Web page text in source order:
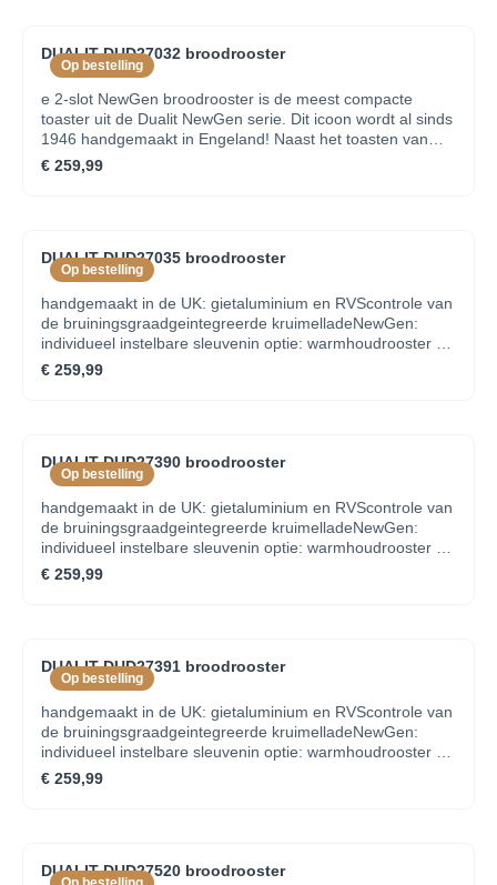
Op bestelling
DUALIT DUD27032 broodrooster
e 2-slot NewGen broodrooster is de meest compacte
toaster uit de Dualit NewGen serie. Dit icoon wordt al sinds
1946 handgemaakt in Engeland! Naast het toasten van
brood, is de toaster uitgerust met een ontdooistand en een
speciale bagelstand waarbij de bagels alleen aan de
€ 259,99
Op bestelling
DUALIT DUD27035 broodrooster
handgemaakt in de UK: gietaluminium en RVScontrole van
de bruiningsgraadgeintegreerde kruimelladeNewGen:
individueel instelbare sleuvenin optie: warmhoudrooster en
tostiklem
€ 259,99
Op bestelling
DUALIT DUD27390 broodrooster
handgemaakt in de UK: gietaluminium en RVScontrole van
de bruiningsgraadgeintegreerde kruimelladeNewGen:
individueel instelbare sleuvenin optie: warmhoudrooster en
tostiklem
€ 259,99
Op bestelling
DUALIT DUD27391 broodrooster
handgemaakt in de UK: gietaluminium en RVScontrole van
de bruiningsgraadgeintegreerde kruimelladeNewGen:
individueel instelbare sleuvenin optie: warmhoudrooster en
tostiklem
€ 259,99
DUALIT DUD27520 broodrooster